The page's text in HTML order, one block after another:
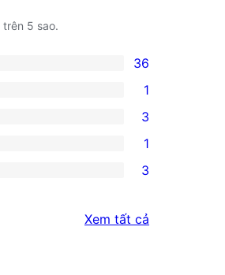
trên 5 sao.
36
1
3
1
3
Xem tất cả